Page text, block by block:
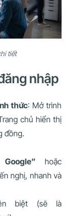
tiết
nhập
thức: Mở trình
chủ hiển thị
đồng.
hoặc
nghị, nhanh và
biệt (sẽ là